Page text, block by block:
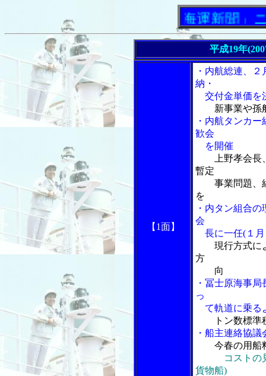
「内航海運新聞」ニュー
平成19年
【1面】
・内航総連、
納・
交付金単価を
新事業や孫
・内航タンカ
歓会
を開催
上野孝会
暫定
事業問題、組
を
・内タン組合
会
長に一任(１月
現行方式に
方
向
・冨士原海事
っ
て軌道に乗る
トン数標
・船主連絡協
今春の用船
コストの
貨物船)